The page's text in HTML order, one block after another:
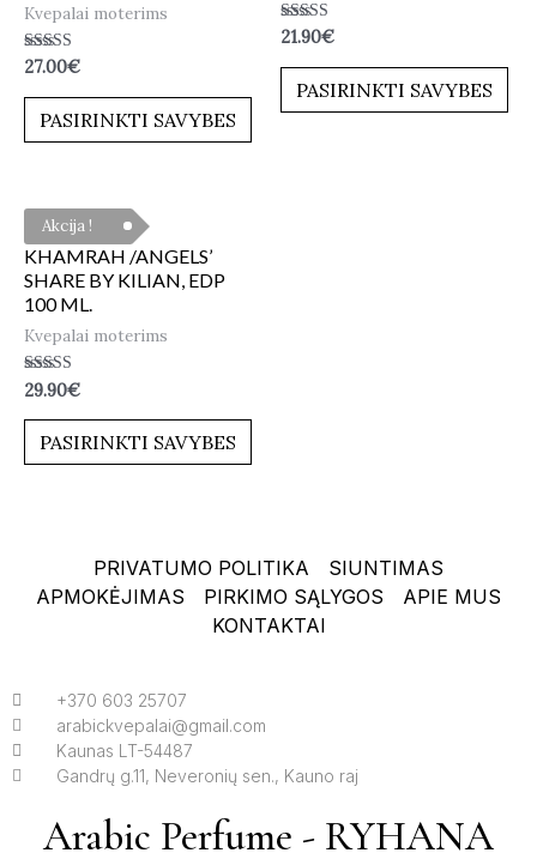
Kvepalai moterims
Įvertinimas:
iš 5
27.00€
PASIRINKTI SAVYBES
Įvertinimas:
iš 5
21.90€
PASIRINKTI SAVYBES
Akcija !
KHAMRAH /ANGELS’
SHARE BY KILIAN, EDP
100 ML.
Kvepalai moterims
Įvertinimas:
4.80
iš 5
29.90€
PASIRINKTI SAVYBES
PRIVATUMO POLITIKA
SIUNTIMAS
APMOKĖJIMAS
PIRKIMO SĄLYGOS
APIE MUS
KONTAKTAI
+370 603 25707
arabickvepalai@gmail.com
Kaunas LT-54487
Gandrų g.11, Neveronių sen., Kauno raj
Arabic Perfume - RYHANA